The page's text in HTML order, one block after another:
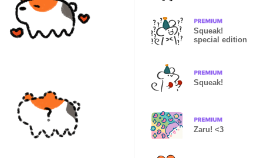
Squeak!
special edition
Squeak!
Zaru! <3